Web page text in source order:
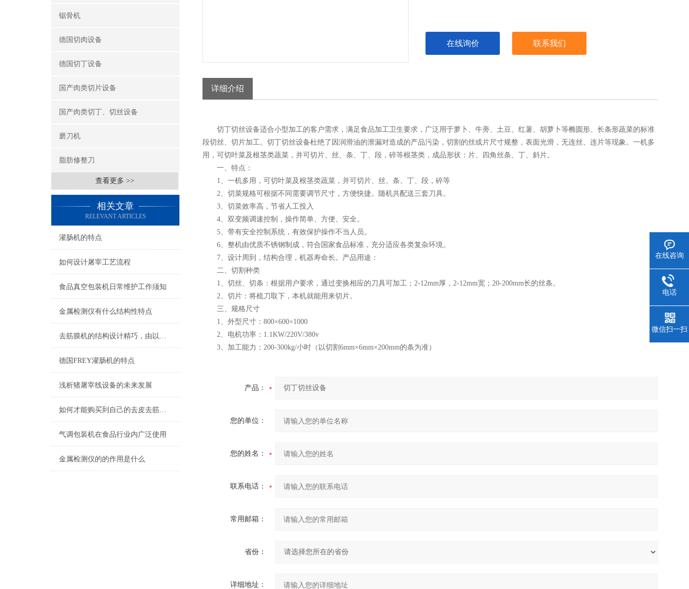
锯骨机
德国切肉设备
德国切丁设备
国产肉类切片设备
国产肉类切丁、切丝设备
磨刀机
脂肪修整刀
查看更多 >>
相关文章
RELEVANT ARTICLES
灌肠机的特点
如何设计屠宰工艺流程
食品真空包装机日常维护工作须知
金属检测仪有什么结构性特点
去筋膜机的结构设计精巧，由以下几个部分组成
德国FREY灌肠机的特点
浅析猪屠宰线设备的未来发展
如何才能购买到自己的去皮去筋膜机
气调包装机在食品行业内广泛使用
金属检测仪的的作用是什么
在线询价 联系我们
详细介绍
切丁切丝设备适合小型加工的客户需求，满足食品加工卫生要求，广泛用于萝卜、牛蒡、土豆、红薯、胡萝卜等椭圆形、长条形蔬菜的标准
段切丝、切片加工。切丁切丝设备杜绝了因润滑油的泄漏对造成的产品污染，切割的丝或片尺寸规整，表面光滑，无连丝、连片等现象。一机多
用，可切叶菜及根茎类蔬菜，并可切片、丝、条、丁、段，碎等根茎类，成品形状：片、四角丝条、丁、斜片。
一、特点：
1、一机多用，可切叶菜及根茎类蔬菜，并可切片、丝、条、丁、段，碎等
2、切菜规格可根据不同需要调节尺寸，方便快捷。随机共配送三套刀具。
3、切菜效率高，节省人工投入
4、双变频调速控制，操作简单、方便、安全。
5、带有安全控制系统，有效保护操作不当人员。
6、整机由优质不锈钢制成，符合国家食品标准，充分适应各类复杂环境。
7、设计周到，结构合理，机器寿命长。产品用途：
二、切割种类
1、切丝、切条：根据用户要求，通过变换相应的刀具可加工；2-12mm厚，2-12mm宽；20-200mm长的丝条。
2、切片：将梳刀取下，本机就能用来切片。
三、规格尺寸
1、外型尺寸：800×600×1000
2、电机功率：1.1KW/220V/380v
3、加工能力：200-300kg/小时（以切割6mm×6mm×200mm的条为准）
产品：
您的单位：
您的姓名：
联系电话：
常用邮箱：
省份：
详细地址：
在线咨询
电话
微信扫一扫